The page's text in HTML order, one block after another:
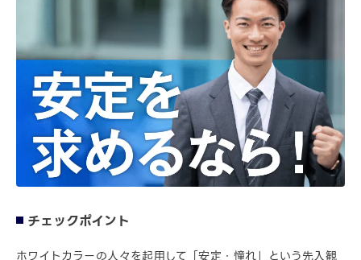
チェックポイント
ホワイトカラーの人々を起用して「安定・憧れ」という先入観